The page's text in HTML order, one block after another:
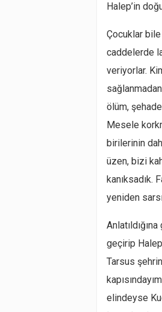
Halep’in
Çocuklar
caddelerde
veriyorlar.
ölüm,
Mesele
birilerinin
üzen, bizi
kanıksadık.
yeniden
geçirip
Tarsus
elindeyse